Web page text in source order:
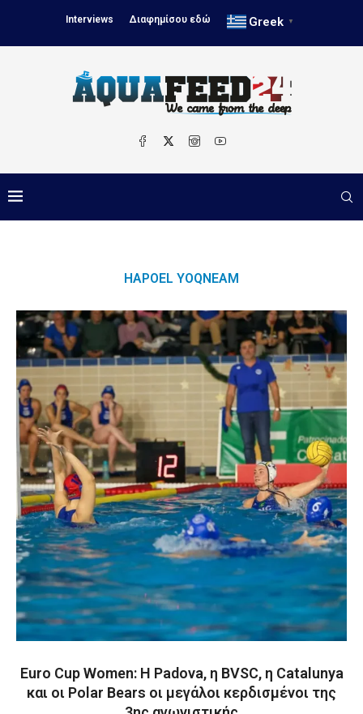
Interviews Διαφημίσου εδώ Greek ▼
HAPOEL YOQNEAM
Euro Cup Women: Η Padova, η BVSC, η Catalunya
και οι Polar Bears οι μεγάλοι κερδισμένοι της